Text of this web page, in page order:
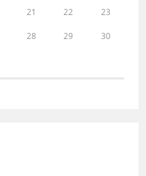
21 22 23
28 29 30